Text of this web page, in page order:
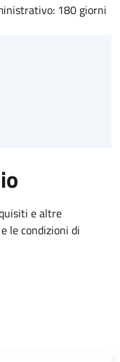
180 giorni
e altre
le condizioni di